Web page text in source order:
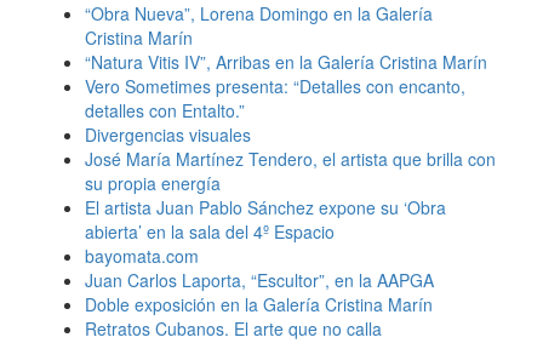
“Obra Nueva”, Lorena Domingo en la Galería
Cristina Marín
“Natura Vitis IV”, Arribas en la Galería Cristina Marín
Vero Sometimes presenta: “Detalles con encanto,
detalles con Entalto.”
Divergencias visuales
José María Martínez Tendero, el artista que brilla con
su propia energía
El artista Juan Pablo Sánchez expone su ‘Obra
abierta’ en la sala del 4º Espacio
bayomata.com
Juan Carlos Laporta, “Escultor”, en la AAPGA
Doble exposición en la Galería Cristina Marín
Retratos Cubanos. El arte que no calla